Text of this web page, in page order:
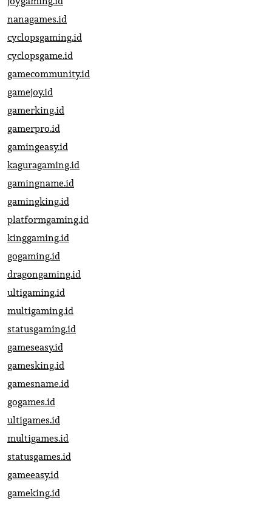
nanagames.id
cyclopsgaming.id
cyclopsgame.id
gamecommunity.id
gamejoy.id
gamerking.id
gamerpro.id
gamingeasy.id
kaguragaming.id
gamingname.id
gamingking.id
platformgaming.id
kinggaming.id
gogaming.id
dragongaming.id
ultigaming.id
multigaming.id
statusgaming.id
gameseasy.id
gamesking.id
gamesname.id
gogames.id
ultigames.id
multigames.id
statusgames.id
gameeasy.id
gameking.id